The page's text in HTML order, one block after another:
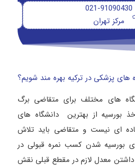
021-91090430
مرکز تهران
های پزشکی در ترکیه بهره مند شویم؟
های مختلف برای متقاضی برگ
بورسیه از بهترین دانشگاه‌ های
ای نیست و متقاضی باید تلاش
بورسیه شدن کسب نمره قبولی در
معدل لازم در مقطع قبلی نقش